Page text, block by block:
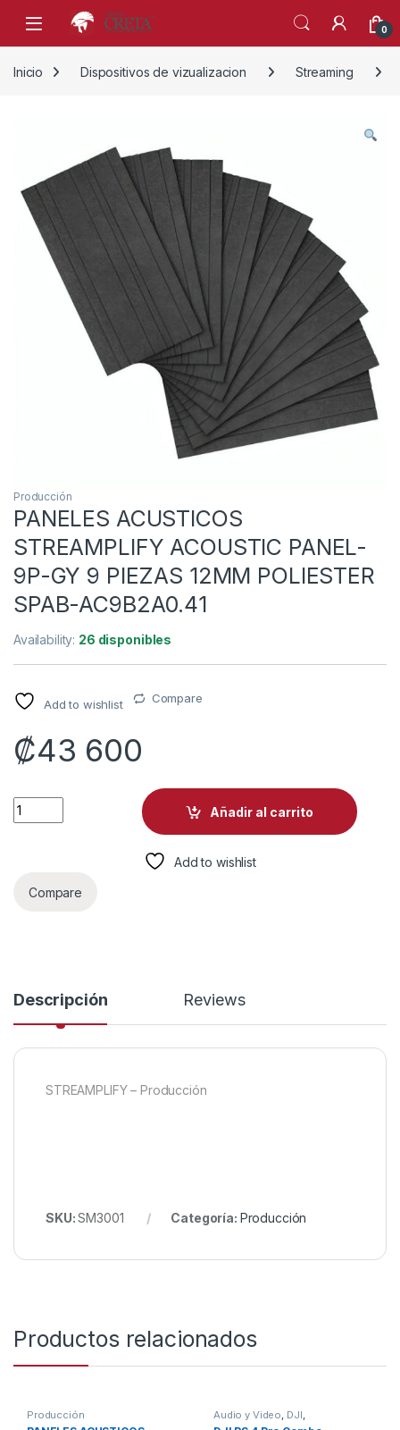
Skip to navigation
Skip to content
0
Inicio Dispositivos de vizualizacion Streaming
Producción
PANELES ACUSTICOS
STREAMPLIFY ACOUSTIC PANEL-
9P-GY 9 PIEZAS 12MM POLIESTER
SPAB-AC9B2A0.41
Availability: 26 disponibles
Add to wishlist Compare
₡43 600
PANELES ACUSTICOS STREAMPLIFY ACOUSTIC PANEL-
Añadir al carrito
Add to wishlist
Compare
Descripción Reviews
STREAMPLIFY – Producción
SKU:SM3001 Categoría: Producción
Productos relacionados
Producción Audio y Video, DJI,
MICROFONOS ,Perifericos